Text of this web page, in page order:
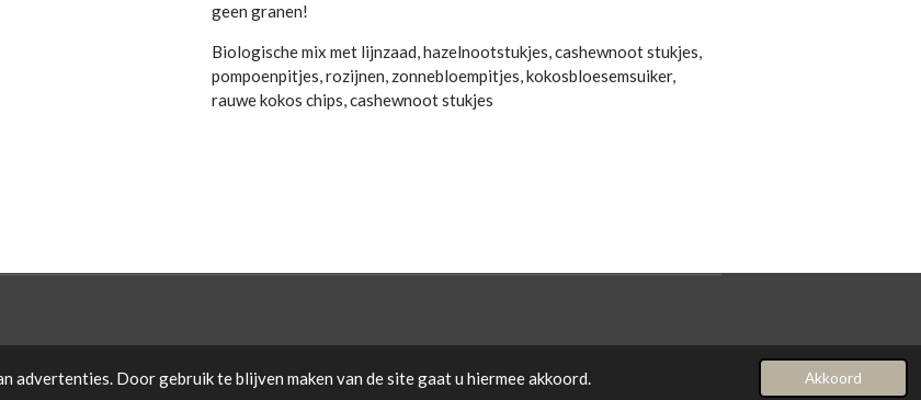
Door gebruik te blijven maken van de site gaat u hiermee akkoord. Akkoord
geen granen!
Biologische mix met lijnzaad, hazelnootstukjes, cashewnoot stukjes,
pompoenpitjes, rozijnen, zonnebloempitjes, kokosbloesemsuiker,
rauwe kokos chips, cashewnoot stukjes